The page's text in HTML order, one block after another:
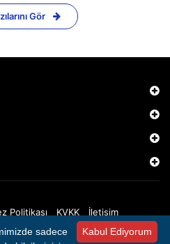
Gör
Politikası KVKK İletişim
Hakları Saklıdır.
Kabul Ediyorum
sadece